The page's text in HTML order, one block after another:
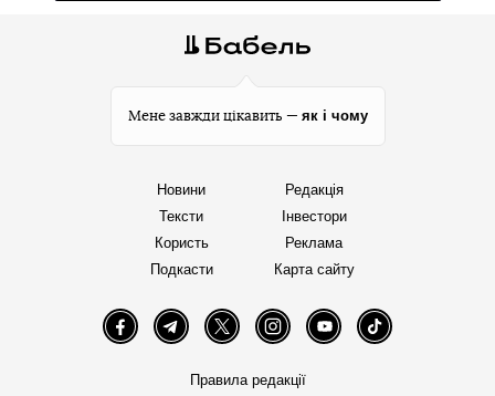
Мене завжди цікавить — як і чому
Новини
Тексти
Користь
Подкасти
Редакція
Інвестори
Реклама
Карта сайту
FacebookTelegramTwitter InstagramYouTube TikTok
Правила редакції